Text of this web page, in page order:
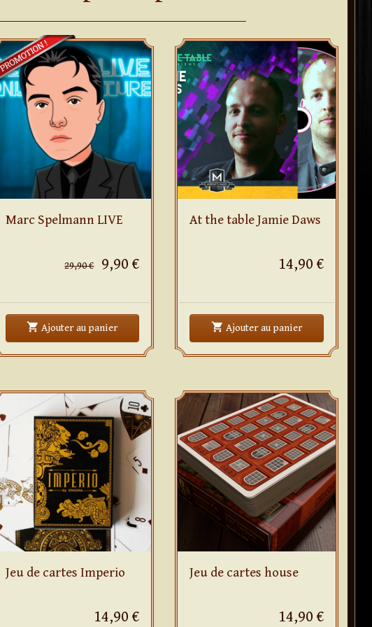
set - yellow
Marc Spelmann LIVE
29,90 € 9,90 €
shopping_cart Ajouterau panierMarc Spelmann LIVE
At the table Jamie Daws
14,90 €
shopping_cart Ajouterau panierAt the table
Jeu de cartes Imperio
14,90 €
Jeu de cartes house
14,90 €